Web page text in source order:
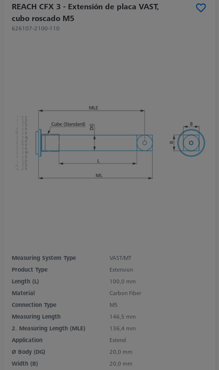
REACH CFX 3 - Extensión de placa VAST,
cubo roscado M5
626107-2100-110
Measuring System Type
VAST/MT
Product Type
Extension
Length (L)
100,0 mm
Material
Carbon Fiber
Connection Type
M5
Measuring Length
146,5 mm
2. Measuring Length (MLE)
136,4 mm
Application
Extend
Ø Body (DG)
20,0 mm
Width (B)
20,0 mm